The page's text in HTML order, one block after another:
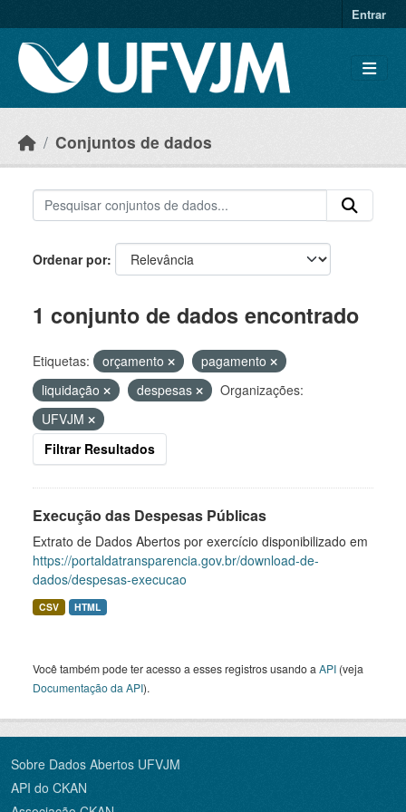
Entrar
Conjuntos de dados
Ordenar por
1 conjunto de dados encontrado
Etiquetas: orçamento
pagamento
liquidação
despesas
Organizações:
UFVJM
Filtrar Resultados
Execução das Despesas Públicas
Extrato de Dados Abertos por exercício disponibilizado em
https://portaldatransparencia.gov.br/download-de-
dados/despesas-execucao
CSV HTML
Você também pode ter acesso a esses registros usando a API (veja
Documentação da API).
Sobre Dados Abertos UFVJM
API do CKAN